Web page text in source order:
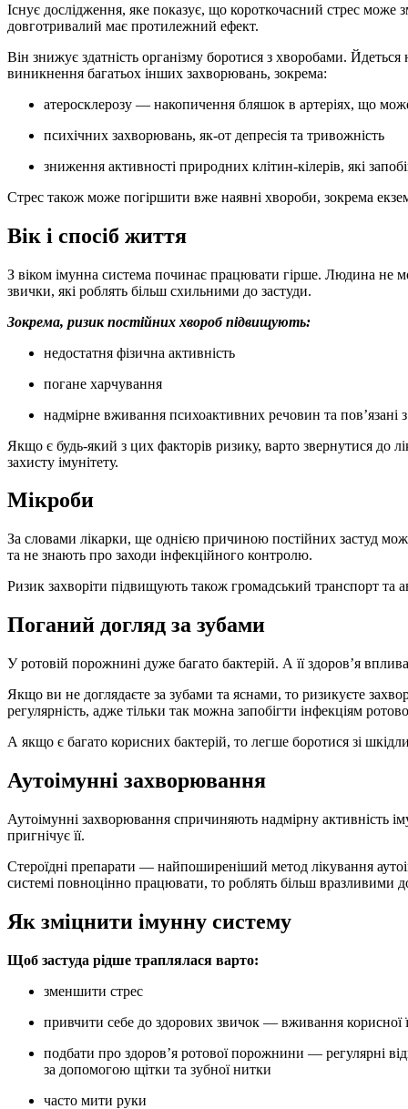
Існує дослідження, яке показує, що короткочасний стрес може
довготривалий має протилежний ефект.
Він знижує здатність організму боротися з хворобами.
виникнення багатьох інших захворювань, зокрема:
атеросклерозу — накопичення бляшок в артеріях, що
психічних захворювань, як-от депресія та тривожність
зниження активності природних клітин-кілерів, які
Стрес також може погіршити вже наявні хвороби, зокрема
Вік і спосіб життя
З віком імунна система починає працювати гірше. Людина не
звички, які роблять більш схильними до застуди.
Зокрема, ризик постійних хвороб підвищують:
недостатня фізична активність
погане харчування
надмірне вживання психоактивних речовин та пов’язані
Якщо є будь-який з цих факторів ризику, варто звернутися до
захисту імунітету.
Мікроби
За словами лікарки, ще однією причиною постійних застуд
та не знають про заходи інфекційного контролю.
Ризик захворіти підвищують також громадський транспорт та
Поганий догляд за зубами
У ротовій порожнині дуже багато бактерій. А її здоров’я
Якщо ви не доглядаєте за зубами та яснами, то ризикуєте
регулярність, адже тільки так можна запобігти інфекціям
А якщо є багато корисних бактерій, то легше боротися зі
Аутоімунні захворювання
Аутоімунні захворювання спричиняють надмірну активність
пригнічує її.
Стероїдні препарати — найпоширеніший метод лікування
системі повноцінно працювати, то роблять більш вразливими
Як зміцнити імунну систему
Щоб застуда рідше траплялася варто:
зменшити стрес
привчити себе до здорових звичок — вживання корисної
подбати про здоров’я ротової порожнини — регулярні відвідини стоматолога, чищення зубів двічі на день
за допомогою щітки та зубної нитки
часто мити руки